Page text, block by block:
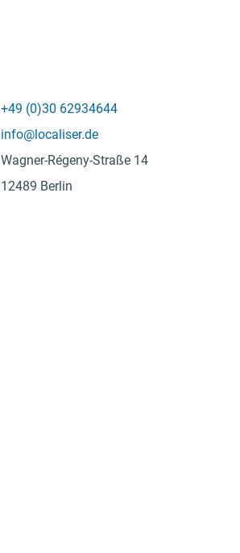
+49 (0)30 62934644
info@localiser.de
Wagner-Régeny-Straße 14
12489 Berlin